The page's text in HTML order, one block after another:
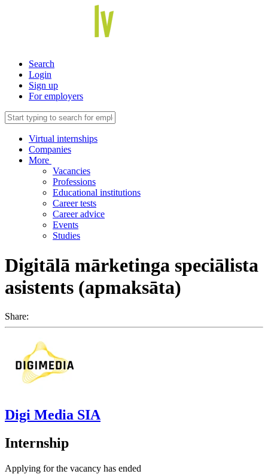
Search
Login
Sign up
For employers
Virtual internships
Companies
More
Vacancies
Professions
Educational institutions
Career tests
Career advice
Events
Studies
Digitālā mārketinga speciālista
asistents (apmaksāta)
Share:
Digi Media SIA
Internship
Applying for the vacancy has ended